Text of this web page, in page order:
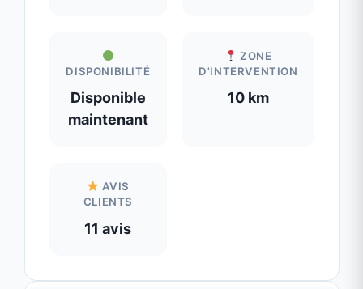
11 avis
Manon Petsitter : La Sérénité pour
Vous, le Bonheur pour vos Animaux
Vous devez vous absenter et l'idée de
de30 minutes aux alentours, je vous